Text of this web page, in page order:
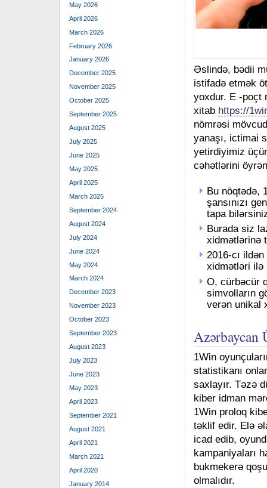
Əslində, bədii
istifadə etmək
yoxdur. E -poçt
xitab https://
nömrəsi
yanaşı, ictimai
yetirdiyimiz
cəhətlərini
Bu nöqtədə,
şansınızı
tapa
Burаdа siz
xidmətlərinə
2016-cı
xidmətləri ilə
O, cürbəcür
simvolların
verən unikal
Azərbaycan
1Win
statistikanı
saxlayır. Təzə
kiber idman
1Win proloq
təklif edir. Elə
icad edib,
kampaniyaları
bukmekerə
olmalıdır.
May 2026
April 2026
March 2026
February 2026
January 2026
December 2025
November 2025
October 2025
September 2025
August 2025
July 2025
June 2025
May 2025
April 2025
March 2025
September 2024
August 2024
July 2024
June 2024
May 2024
March 2024
December 2023
November 2023
October 2023
September 2023
August 2023
July 2023
June 2023
May 2023
April 2023
September 2021
August 2021
April 2021
March 2021
April 2020
January 2014